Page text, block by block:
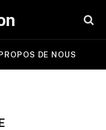
DE NOUS